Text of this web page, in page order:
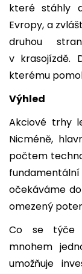
které stáhly
Evropy, a
druhou
v krasojízdě.
kterému
Výhled
Akciové trhy
Nicméně,
počtem
očekáváme
omezený
Co se týče
mnohem
umožňuje